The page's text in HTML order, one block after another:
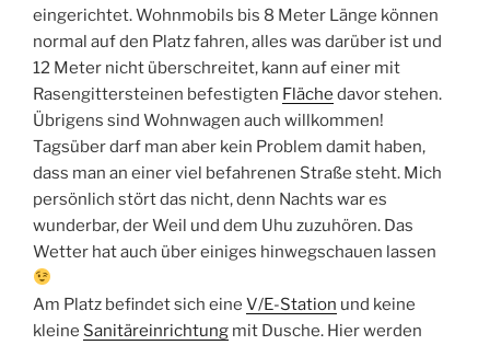
eingerichtet. Wohnmobils bis 8 Meter Länge können
normal auf den Platz fahren, alles was darüber ist und
12 Meter nicht überschreitet, kann auf einer mit
Rasengittersteinen befestigten Fläche davor stehen.
Übrigens sind Wohnwagen auch willkommen!
Tagsüber darf man aber kein Problem damit haben,
dass man an einer viel befahrenen Straße steht. Mich
persönlich stört das nicht, denn Nachts war es
wunderbar, der Weil und dem Uhu zuzuhören. Das
Wetter hat auch über einiges hinwegschauen lassen
Am Platz befindet sich eine V/E-Station und keine
kleine Sanitäreinrichtung mit Dusche. Hier werden